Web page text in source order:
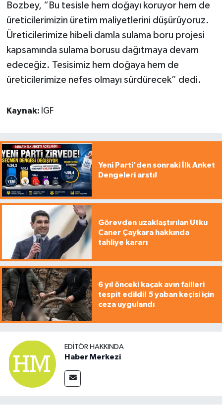
Bozbey, “Bu tesisle hem doğayı koruyor hem de
üreticilerimizin üretim maliyetlerini düşürüyoruz.
Üreticilerimize hibeli damla sulama boru projesi
kapsamında sulama borusu dağıtmaya devam
edeceğiz. Tesisimiz hem doğaya hem de
üreticilerimize nefes olmayı sürdürecek” dedi.
Kaynak: İGF
Yeni Parti'den sonraki İlk Anket
Dengeleri arstı!
Görevden uzaklaştırılan Utku
Caner Çaykara hakkında
tahliye kararı
6 yıl önceki kaçak avın failleri
tespit edildi! 5 yaban keçisi için
ceza uygulandı
EDITÖR HAKKINDA
Haber Merkezi